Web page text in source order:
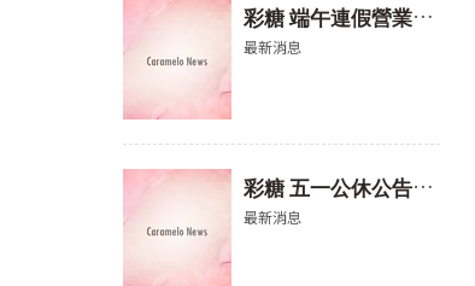
彩
糖 端午連假營業時間(2026)
最新消息
彩
糖 五一公休公告(2026)
最新消息